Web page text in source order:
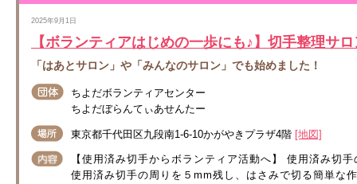
2025年9月1日
【ボランティアはじめの一歩にも♪】切手整理サ
「はあとサロン」や「みんなのサロン」でも始めました！
ちよだボランティアセンター
ちよだぼらんてぃあせんたー
東京都千代田区九段南1-6-10かがやきプラザ4階 [地図]
【使用済み切手からボランティア活動へ】 使用済み切
使用済み切手の周りを５mm残し、はさみで切る簡単な